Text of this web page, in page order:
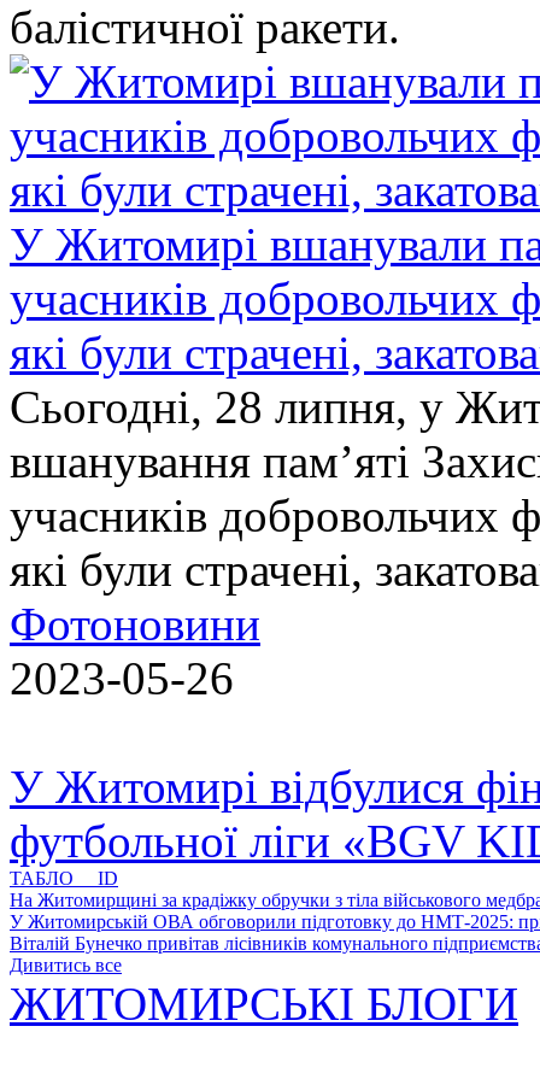
балістичної ракети.
У Житомирі вшанували
учасників добровольчих
які були страчені,
Сьогодні, 28 липня, у
вшанування пам’яті
учасників добровольчих
які були страчені,
Фотоновини
2023-05-26
У Житомирі відбулися
футбольної ліги «BGV
ТАБЛО ID
На Житомирщині за крадіжку обручки з тіла військового
У Житомирській ОВА обговорили підготовку до НМТ-2025:
Віталій Бунечко привітав лісівників комунального
Дивитись все
ЖИТОМИРСЬКІ БЛОГИ